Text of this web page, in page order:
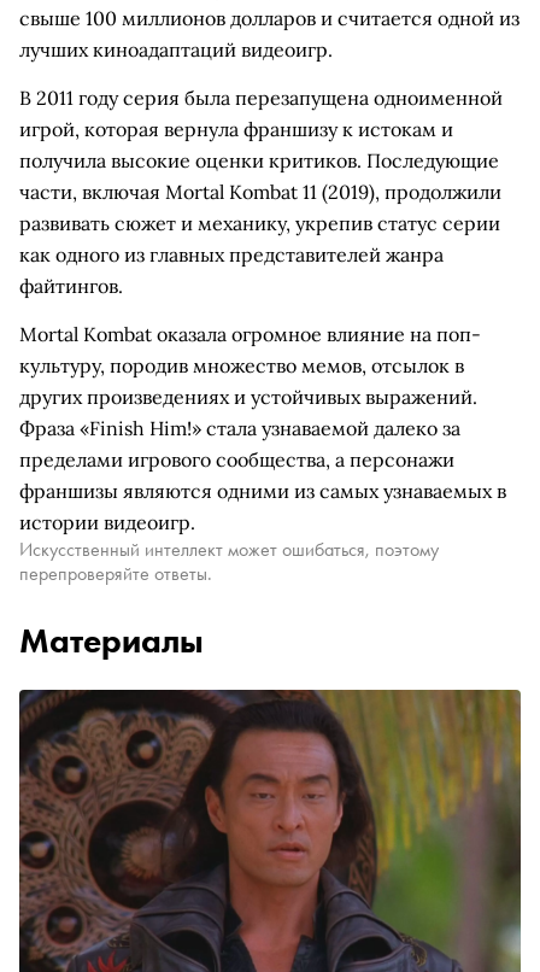
свыше 100 миллионов долларов и считается одной из
лучших киноадаптаций видеоигр.
В 2011 году серия была перезапущена одноименной
игрой, которая вернула франшизу к истокам и
получила высокие оценки критиков. Последующие
части, включая Mortal Kombat 11 (2019), продолжили
развивать сюжет и механику, укрепив статус серии
как одного из главных представителей жанра
файтингов.
Mortal Kombat оказала огромное влияние на поп-
культуру, породив множество мемов, отсылок в
других произведениях и устойчивых выражений.
Фраза «Finish Him!» стала узнаваемой далеко за
пределами игрового сообщества, а персонажи
франшизы являются одними из самых узнаваемых в
истории видеоигр.
Искусственный интеллект может ошибаться, поэтому
перепроверяйте ответы.
Материалы